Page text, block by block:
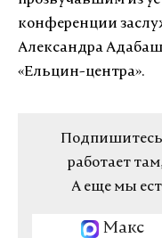
конференции
Александра
«Ельцин-центра».
Подпишитесь
работает
А еще мы
Макс